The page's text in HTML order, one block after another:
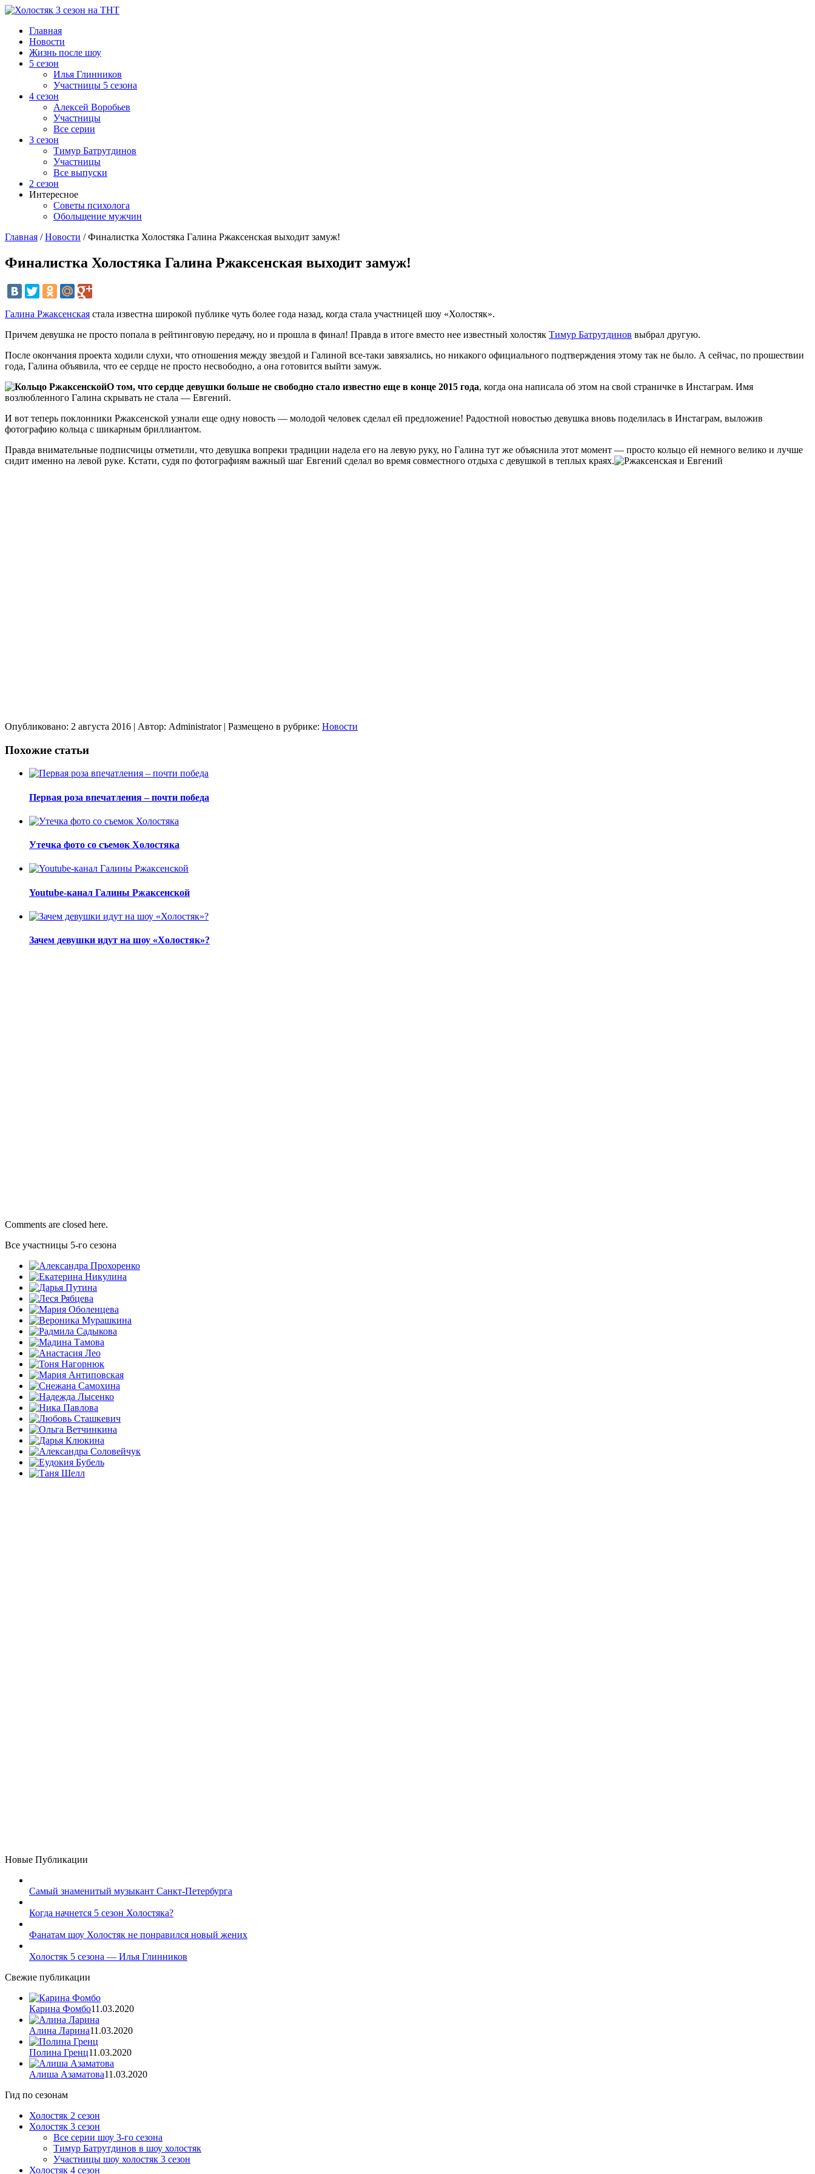
Главная
Новости
Жизнь после шоу
5 сезон
Илья Глинников
Участницы 5 сезона
4 сезон
Алексей Воробьев
Участницы
Все серии
3 сезон
Тимур Батрутдинов
Участницы
Все выпуски
2 сезон
Интересное
Советы психолога
Обольщение мужчин
Главная /Новости /Финалистка Холостяка Галина Ржаксенская выходит замуж!
Финалистка Холостяка Галина Ржаксенская выходит замуж!
Галина Ржаксенская стала известна широкой публике чуть более года назад, когда стала участницей шоу «Холостяк».
Причем девушка не просто попала в рейтинговую передачу, но и прошла в финал! Правда в итоге вместо нее известный холостяк Тимур Батрутдинов выбрал другую.
После окончания проекта ходили слухи, что отношения между звездой и Галиной все-таки завязались, но никакого официального подтверждения этому так не было. А сейчас, по прошествии
года, Галина объявила, что ее сердце не просто несвободно, а она готовится выйти замуж.
О том, что сердце девушки больше не свободно стало известно еще в конце 2015 года, когда она написала об этом на свой страничке в Инстаграм. Имя
возлюбленного Галина скрывать не стала — Евгений.
И вот теперь поклонники Ржаксенской узнали еще одну новость — молодой человек сделал ей предложение! Радостной новостью девушка вновь поделилась в Инстаграм, выложив
фотографию кольца с шикарным бриллиантом.
Правда внимательные подписчицы отметили, что девушка вопреки традиции надела его на левую руку, но Галина тут же объяснила этот момент — просто кольцо ей немного велико и лучше
сидит именно на левой руке. Кстати, судя по фотографиям важный шаг Евгений сделал во время совместного отдыха с девушкой в теплых краях.
Опубликовано: 2 августа 2016 | Автор: Administrator | Размещено в рубрике: Новости
Похожие статьи
Первая роза впечатления – почти победа
Утечка фото со съемок Холостяка
Youtube-канал Галины Ржаксенской
Зачем девушки идут на шоу «Холостяк»?
Comments are closed here.
Все участницы 5-го сезона
Новые Публикации
Самый знаменитый музыкант Санкт-Петербурга
Когда начнется 5 сезон Холостяка?
Фанатам шоу Холостяк не понравился новый жених
Холостяк 5 сезона — Илья Глинников
Свежие публикации
Карина Фомбо11.03.2020
Алина Ларина11.03.2020
Полина Гренц11.03.2020
Алиша Азаматова11.03.2020
Гид по сезонам
Холостяк 2 сезон
Холостяк 3 сезон
Все серии шоу 3-го сезона
Тимур Батрутдинов в шоу холостяк
Участницы шоу холостяк 3 сезон
Холостяк 4 сезон